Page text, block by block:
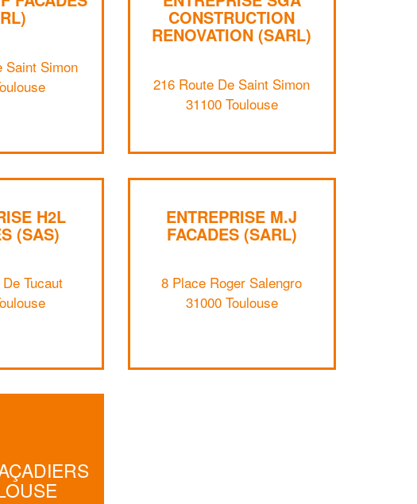
Saint Simon
CONSTRUCTION
RENOVATION (SARL)
216 Route De Saint Simon
31100 Toulouse
H2L
(SAS)
Tucaut
ENTREPRISE M.J
FACADES (SARL)
8 Place Roger Salengro
31000 Toulouse
Vous êtes un
professionnel ?
vosmargestout en gagnant de
nouveaux clients!
En savoir plus